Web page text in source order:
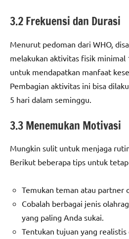
3.2 Frekuensi dan Durasi
Menurut pedoman dari WHO,
melakukan aktivitas fisik
untuk mendapatkan manfaat
Pembagian aktivitas ini bisa
5 hari dalam seminggu.
3.3 Menemukan Motivasi
Mungkin sulit untuk menjaga
Berikut beberapa tips untuk
Temukan teman atau partner
Cobalah berbagai jenis
yang paling Anda sukai.
Tentukan tujuan yang realistis